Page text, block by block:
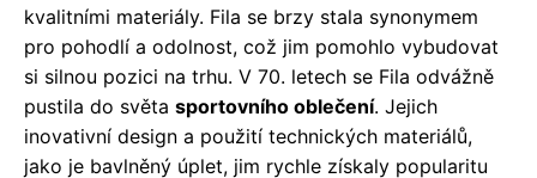
kvalitními materiály. Fila se brzy stala synonymem
pro pohodlí a odolnost, což jim pomohlo vybudovat
si silnou pozici na trhu. V 70. letech se Fila odvážně
pustila do světa sportovního oblečení. Jejich
inovativní design a použití technických materiálů,
jako je bavlněný úplet, jim rychle získaly popularitu